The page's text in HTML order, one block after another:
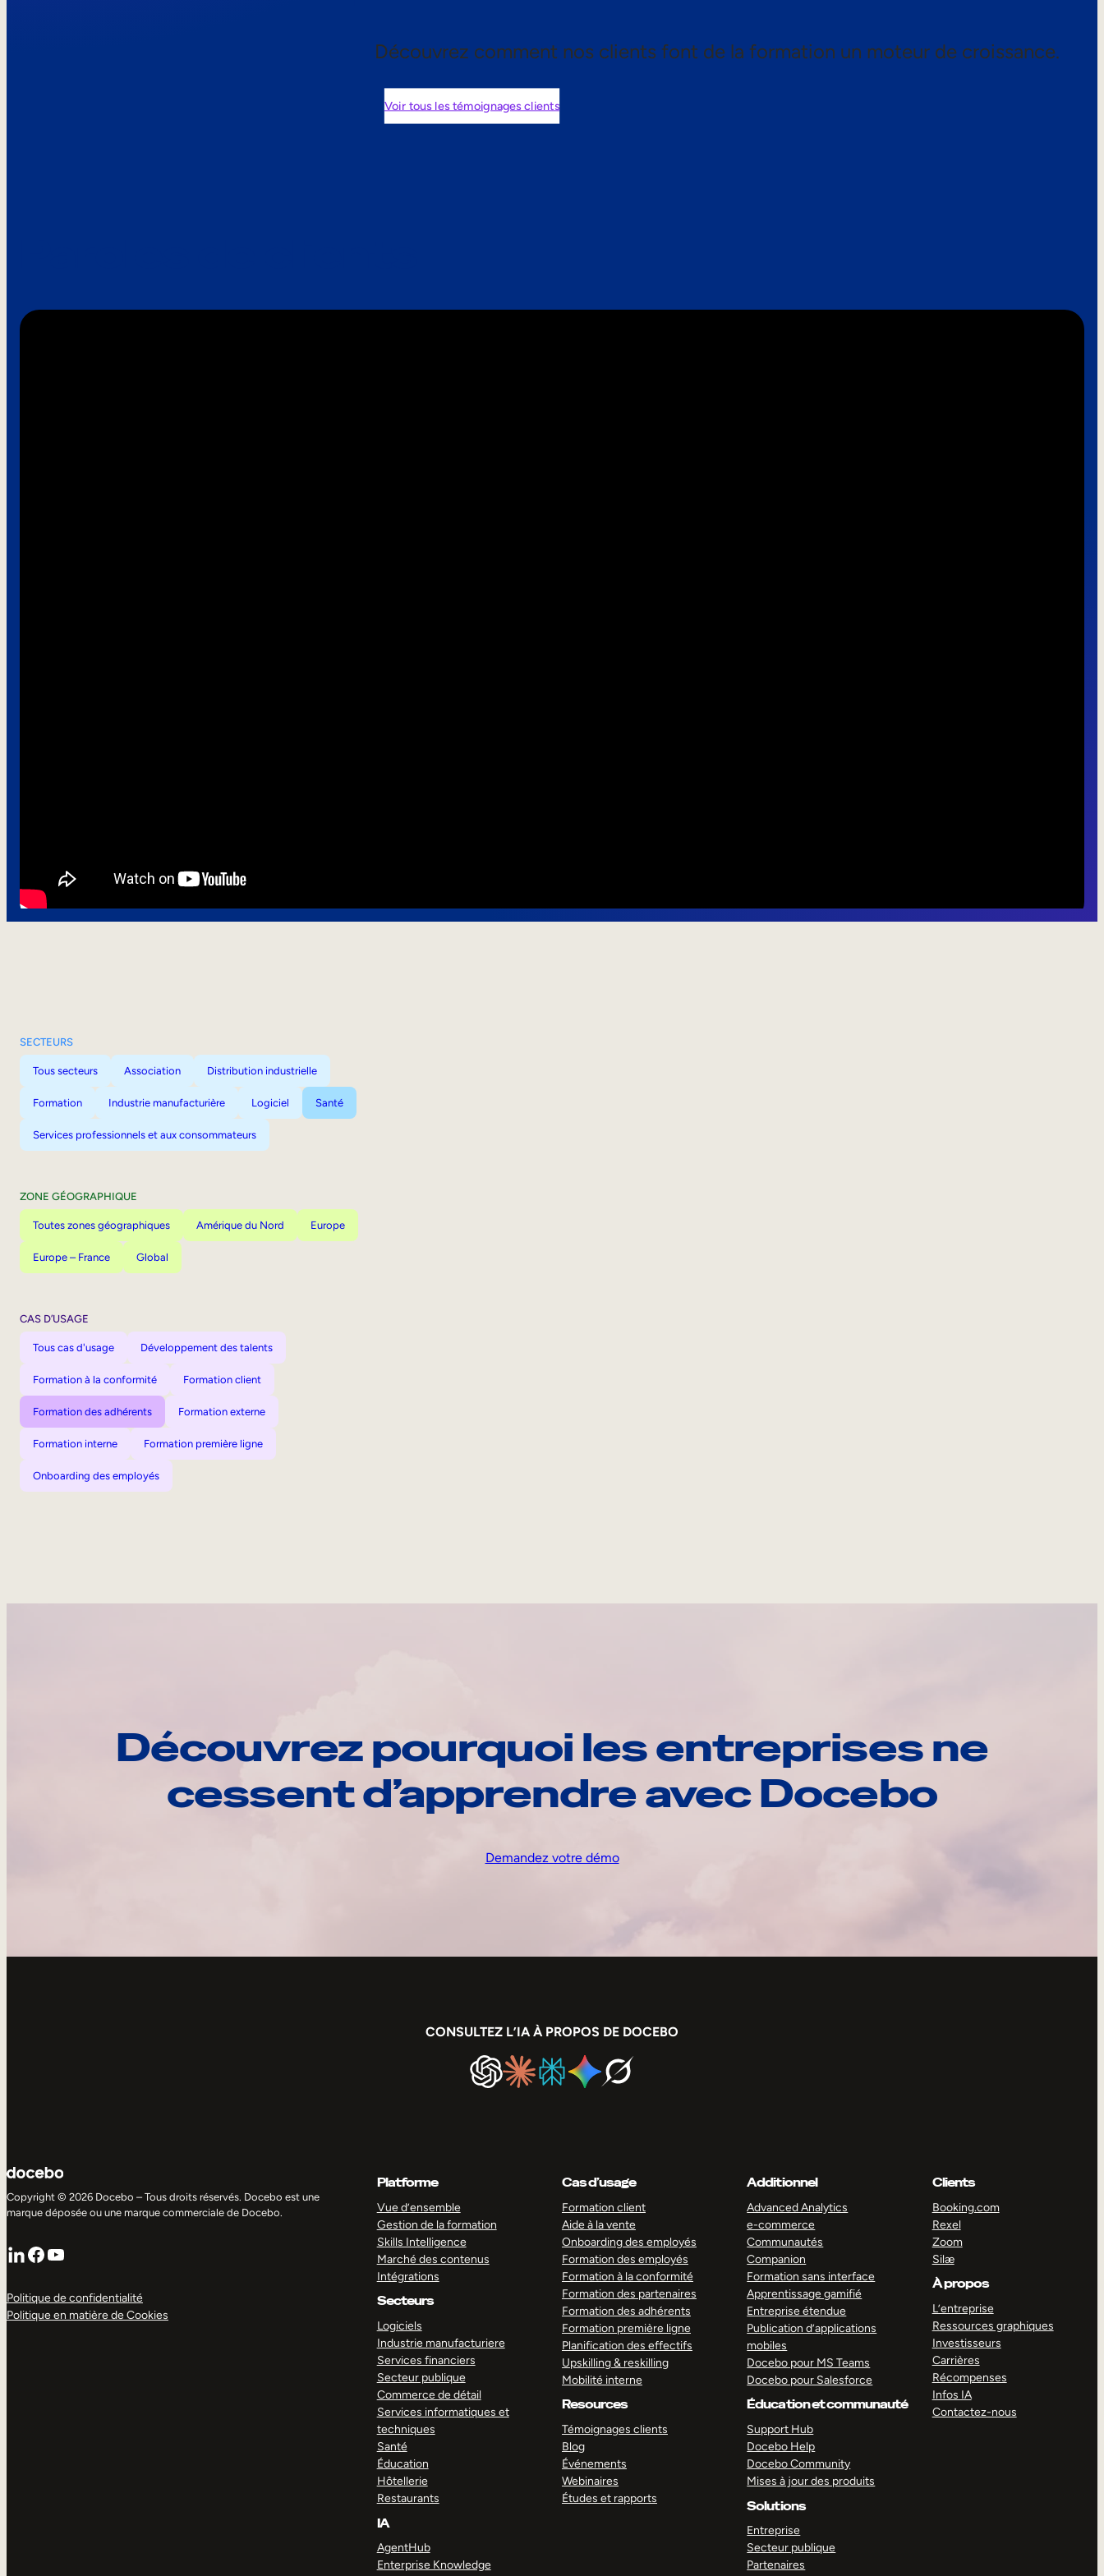
Découvrez comment nos clients font de la formation un moteur de croissance.
Voir tous les témoignages clients
SECTEURS
Tous secteurs Association Distribution industrielle
Formation Industrie manufacturière Logiciel Santé
Services professionnels et aux consommateurs
ZONE GÉOGRAPHIQUE
Toutes zones géographiques Amérique du Nord Europe
Europe – France Global
CAS D’USAGE
Tous cas d'usage Développement des talents
Formation à la conformité Formation client
Formation des adhérents Formation externe
Formation interne Formation première ligne
Onboarding des employés
Découvrez pourquoi les entreprises ne
cessent d’apprendre avec Docebo
Demandez votre démo
CONSULTEZ L’IA À PROPOS DE DOCEBO
Copyright © 2026 Docebo – Tous droits réservés. Docebo est une
marque déposée ou une marque commerciale de Docebo.
LinkedIn
Facebook
YouTube
Politique de confidentialité
Politique en matière de Cookies
Platforme
Vue d’ensemble
Gestion de la formation
Skills Intelligence
Marché des contenus
Intégrations
Secteurs
Logiciels
Industrie manufacturiere
Services financiers
Secteur publique
Commerce de détail
Services informatiques et
techniques
Santé
Éducation
Hôtellerie
Restaurants
IA
AgentHub
Enterprise Knowledge
Cas d’usage
Formation client
Aide à la vente
Onboarding des employés
Formation des employés
Formation à la conformité
Formation des partenaires
Formation des adhérents
Formation première ligne
Planification des effectifs
Upskilling & reskilling
Mobilité interne
Resources
Témoignages clients
Blog
Événements
Webinaires
Études et rapports
Additionnel
Advanced Analytics
e-commerce
Communautés
Companion
Formation sans interface
Apprentissage gamifié
Entreprise étendue
Publication d’applications
mobiles
Docebo pour MS Teams
Docebo pour Salesforce
Éducation et communauté
Support Hub
Docebo Help
Docebo Community
Mises à jour des produits
Solutions
Entreprise
Secteur publique
Partenaires
Clients
Booking.com
Rexel
Zoom
Silæ
À propos
L’entreprise
Ressources graphiques
Investisseurs
Carrières
Récompenses
Infos IA
Contactez-nous